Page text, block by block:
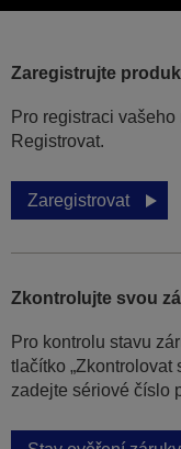
Zaregistrujte
Pro registraci
Registrovat.
Zaregistrovat
Zkontrolujte svou
Pro kontrolu stavu
tlačítko „Zkontrolovat
zadejte sériové číslo